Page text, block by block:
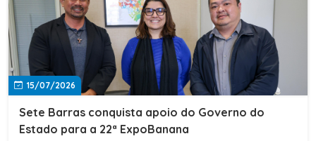
15/07/2026
Sete Barras conquista apoio do Governo do
Estado para a 22ª ExpoBanana